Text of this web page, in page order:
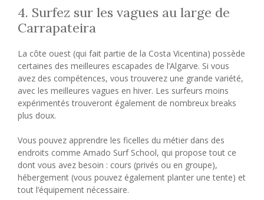
4. Surfez sur les vagues au large de
Carrapateira
La côte ouest (qui fait partie de la Costa Vicentina) possède
certaines des meilleures escapades de l’Algarve. Si vous
avez des compétences, vous trouverez une grande variété,
avec les meilleures vagues en hiver. Les surfeurs moins
expérimentés trouveront également de nombreux breaks
plus doux.
Vous pouvez apprendre les ficelles du métier dans des
endroits comme Amado Surf School, qui propose tout ce
dont vous avez besoin : cours (privés ou en groupe),
hébergement (vous pouvez également planter une tente) et
tout l’équipement nécessaire.